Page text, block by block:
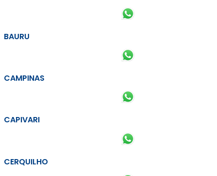
BAURU
CAMPINAS
CAPIVARI
CERQUILHO